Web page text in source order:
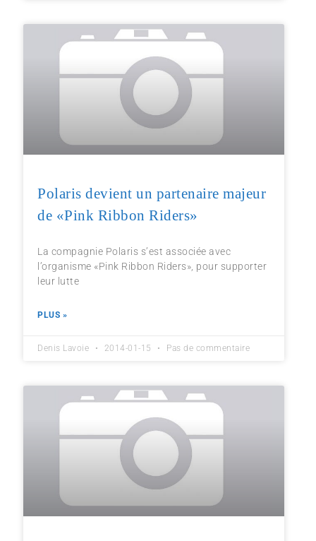
Polaris devient un partenaire majeur
de «Pink Ribbon Riders»
La compagnie Polaris s’est associée avec
l’organisme «Pink Ribbon Riders», pour supporter
leur lutte
PLUS »
Denis Lavoie 2014-01-15 Pas de commentaire